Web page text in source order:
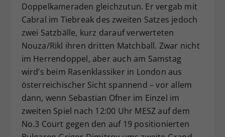
Doppelkameraden gleichzutun. Er vergab mit
Cabral im Tiebreak des zweiten Satzes jedoch
zwei Satzbälle, kurz darauf verwerteten
Nouza/Rikl ihren dritten Matchball. Zwar nicht
im Herrendoppel, aber auch am Samstag
wird’s beim Rasenklassiker in London aus
österreichischer Sicht spannend – vor allem
dann, wenn Sebastian Ofner im Einzel im
zweiten Spiel nach 12:00 Uhr MESZ auf dem
No.3 Court gegen den auf 19 positionierten